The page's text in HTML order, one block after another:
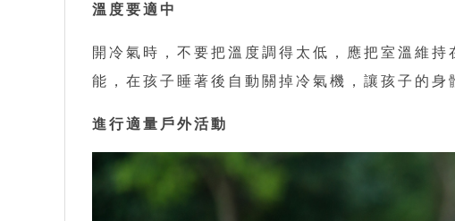
溫度要適中
開冷氣時，不要把溫度調得太低，應把室溫維
能，在孩子睡著後自動關掉冷氣機，讓孩子的身
進行適量戶外活動